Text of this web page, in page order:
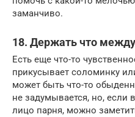
заманчиво.
18. Держать что
Есть еще что-то
прикусывает соломинку
может быть что-то
не задумывается, но, если
лицо парня, можно